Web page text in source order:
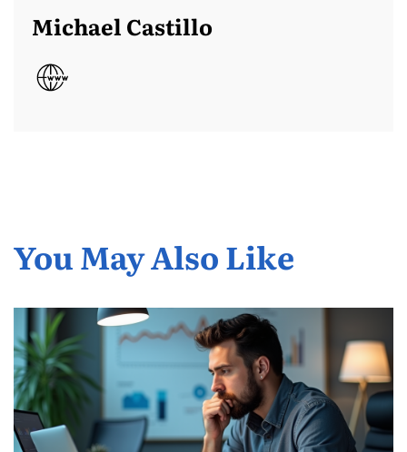
Michael Castillo
You May Also Like